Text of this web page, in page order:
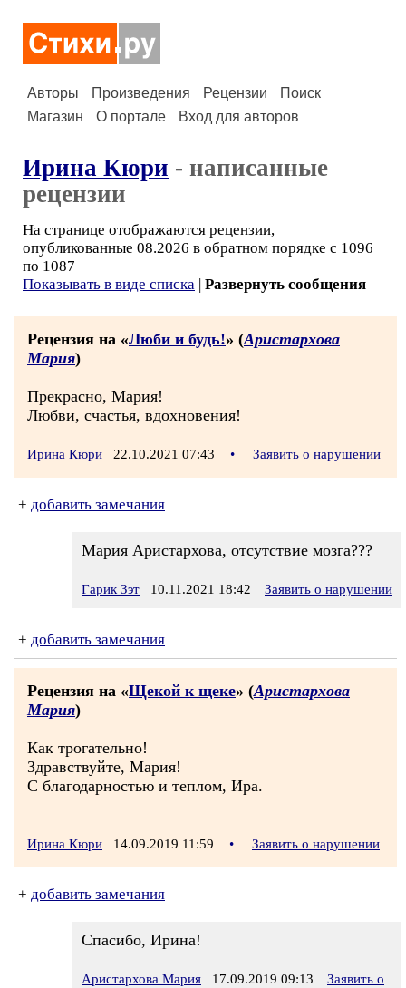
Авторы Произведения Рецензии
Поиск
Магазин
О портале Вход для авторов
Ирина Кюри - написанные
рецензии
На странице отображаются рецензии,
опубликованные 08.2026 в обратном порядке с 1096
по 1087
Показывать в виде списка | Развернуть сообщения
Рецензия на «Люби и будь!» (Аристархова
Мария)
Прекрасно, Мария!
Любви, счастья, вдохновения!
Ирина Кюри 22.10.2021 07:43 • Заявить о нарушении
+ добавить замечания
Мария Аристархова, отсутствие мозга???
Гарик Зэт 10.11.2021 18:42 Заявить о нарушении
+ добавить замечания
Рецензия на «Щекой к щеке» (Аристархова
Мария)
Как трогательно!
Здравствуйте, Мария!
С благодарностью и теплом, Ира.
Ирина Кюри 14.09.2019 11:59 • Заявить о нарушении
+ добавить замечания
Спасибо, Ирина!
Аристархова Мария 17.09.2019 09:13
Заявить о